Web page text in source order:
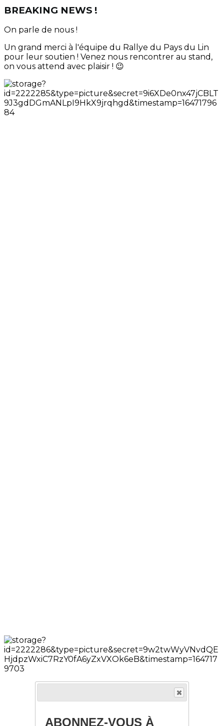
BREAKING NEWS !
On parle de nous !
Un grand merci à l'équipe du Rallye du Pays du Lin
pour leur soutien ! Venez nous rencontrer au stand,
on vous attend avec plaisir ! 😉
ABONNEZ-VOUS À